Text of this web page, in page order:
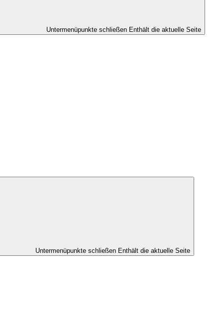
Untermenüpunkte schließen Enthält die aktuelle Seite
Untermenüpunkte schließen Enthält die aktuelle Seite